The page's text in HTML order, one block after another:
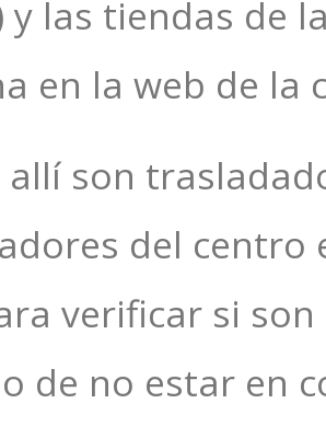
y las tiendas de
en la web de la
allí son
del centro
verificar si
de no estar en